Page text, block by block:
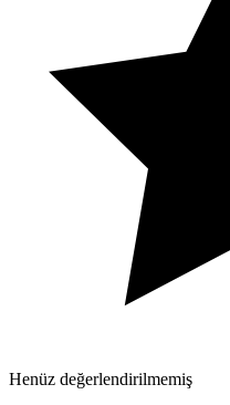
Henüz değerlendirilmemiş